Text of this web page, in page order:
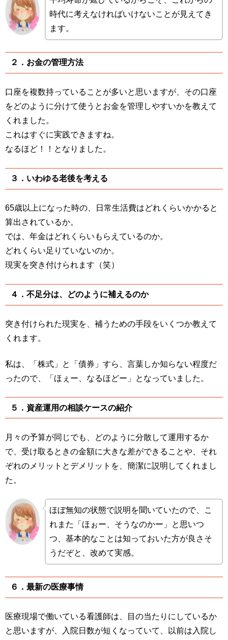
時代に考えなければいけないことが見えてき
ます。
２．お金の管理方法
口座を複数持っていることが多いと思いますが、その口座
をどのように分けて使うとお金を管理しやすいかを教えて
くれました。
これはすぐに実践できますね。
なるほど！！となりました。
３．いわゆる老後を考える
65歳以上になった時の、日常生活費はどれくらいかかると
算出されているか。
では、年金はどれくらいもらえているのか。
どれくらい足りていないのか。
現実を突き付けられます（笑）
４．不足分は、どのように補えるのか
突き付けられた現実を、補うための手段をいくつか教えて
くれます。
私は、「株式」と「債券」すら、言葉しか知らない程度だ
ったので、「ほぇー、なるほどー」となっていました。
５．資産運用の相談ケースの紹介
月々の予算が同じでも、どのように分散して運用するか
で、受け取るときの金額に大きな差ができることや、それ
ぞれのメリットとデメリットを、簡潔に説明してくれまし
た。
ほぼ無知の状態で説明を聞いていたので、こ
れまた「ほぉー、そうなのかー」と思いつ
つ、基本的なことは知っておいた方が良さそ
うだぞと、改めて実感。
６．最新の医療事情
医療現場で働いている看護師は、目の当たりにしているか
と思いますが、入院日数が短くなっていて、以前は入院し